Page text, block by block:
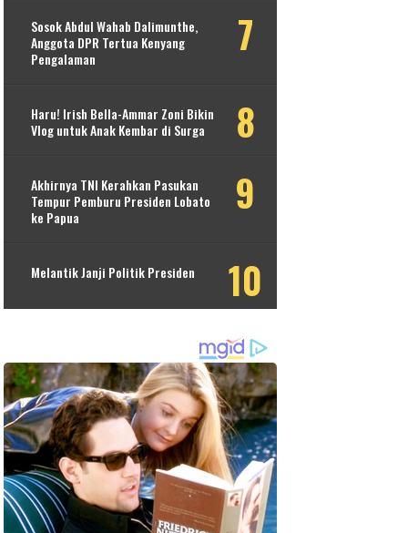
Sosok Abdul Wahab Dalimunthe,
Anggota DPR Tertua Kenyang
Pengalaman
Haru! Irish Bella-Ammar Zoni Bikin
Vlog untuk Anak Kembar di Surga
Akhirnya TNI Kerahkan Pasukan
Tempur Pemburu Presiden Lobato
ke Papua
Melantik Janji Politik Presiden